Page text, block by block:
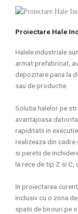
Proiectare Hale
Halele industriale
armat prefabricat,
depozitare pana la
sau de productie.
Solutia halelor pe
avantajoasa
rapiditatii in
realizeaza din
si peretii de
la rece de tip Z si C,
In proiectarea
inclusiv cu o zona
spatii de birouri pe